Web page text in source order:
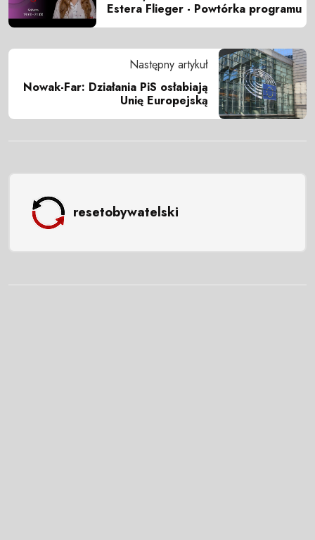
Estera Flieger - Powtórka programu
Następny artykuł
Nowak-Far: Działania PiS osłabiają
Unię Europejską
resetobywatelski